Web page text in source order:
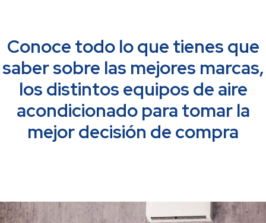
Conoce todo lo que tienes que
saber sobre las mejores marcas,
los distintos equipos de aire
acondicionado para tomar la
mejor decisión de compra